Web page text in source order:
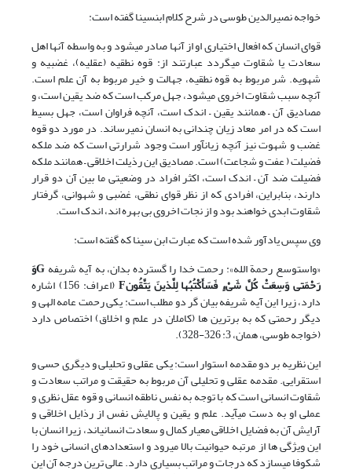
خواجه نصیرالدین طوسی در شرح کلام ابن‏سینا گفته است:
قوای انسان که افعال اختیاری او از آنها صادر می‏شود و به واسطه آنها اهل
سعادت یا شقاوت می‏گردد عبارتند از: قوه نطقیه (عقلیه)، غضبیه و
شهویه. شر مربوط به قوه نطقیه، جهالت و خیر مربوط به آن علم است.
آنچه سبب شقاوت اخروی می‏شود، جهل مرکب است که ضد یقین است، و
مصادیق آن – همانند یقین – اندک است، آنچه فراوان است، جهل بسیط
است که در امر معاد زیان چندانی به انسان نمی‏رساند. در مورد دو قوه
غضب و شهوت نیز آنچه زیان‏آور است وجود شرارتی است که ضد ملکه
فضیلت ( عفت و شجاعت) است. مصادیق این رذیلت اخلاقی – همانند ملکه
فضیلت ضد آن – اندک است، اکثر افراد در وضعیتی ما بین آن دو قرار
دارند، بنابراین، افرادی که از نظر قوای نطقی،‌ غضبی و شهوانی، گرفتار
شقاوت ابدی خواهند بود و از نجات اخروی بی بهره اند، اندک است.
وی سپس یادآور شده است که عبارت ابن سینا که گفته است:
«واستوسع رحمة الله»: رحمت خدا را گسترده بدان، به آیه شریفهGوَ
رَحْمَتی‏ وَسِعَتْ کُلَّ شَیْ‏ءٍ فَسَأَکْتُبُها لِلَّذینَ یَتَّقُونF ‏ (اعراف: 156) اشاره
دارد، زیرا این آیه شریفه بیان گر دو مطلب است: یکی رحمت عامه الهی و
دیگر رحمتی که به برترین ها (کاملان در علم و اخلاق) اختصاص دارد
(خواجه طوسی، همان، 3: 326-328).
این نظریه بر دو مقدمه استوار است: یکی عقلی و تحلیلی و دیگری حسی و
استقرایی. مقدمه عقلی و تحلیلی آن مربوط به حقیقت و مراتب سعادت و
شقاوت انسانی است که با توجه به نفس ناطقه انسانی و قوه عقل نظری و
عملی او به دست می‏آید. علم و یقین و پالایش نفس از رذایل اخلاقی و
آرایش آن به فضایل اخلاقی معیار کمال و سعادت انسانی‏اند، زیرا انسان با
این ویژگی ها از مرتبه حیوانیت بالا می‏رود و استعدادهای انسانی خود را
شکوفا می‏سازد که درجات و مراتب بسیاری دارد. عالی ترین درجه آن این